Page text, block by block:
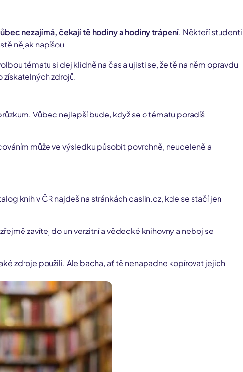
nezajímá, čekají tě hodiny a hodiny trápení. Někteří studenti
nějak napíšou.
tématu si dej klidně na čas a ujisti se, že tě na něm opravdu
získatelných zdrojů.
Vůbec nejlepší bude, když se o tématu poradíš
může ve výsledku působit povrchně, neuceleně a
knih v ČR najdeš na stránkách caslin.cz, kde se stačí jen
zavítej do univerzitní a vědecké knihovny a neboj se
zdroje použili. Ale bacha, ať tě nenapadne kopírovat jejich